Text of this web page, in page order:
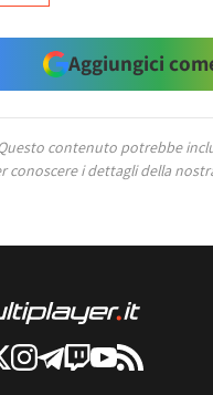
Aggiungici
contenuto potrebbe
conoscere i dettagli della